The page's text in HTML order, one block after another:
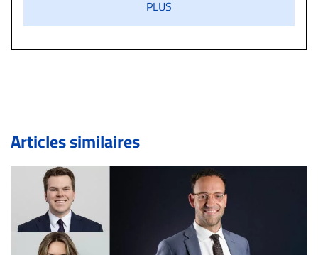
diffamatoire. Si malgré cette politique de modération,
un commentaire publié sur le site vous dérange, prenez
immédiatement contact par courriel (info@droit-
de validation, un droit de réponse.
Bien à vous,
La Rédaction de Droit-inc.com
PLUS
Articles similaires